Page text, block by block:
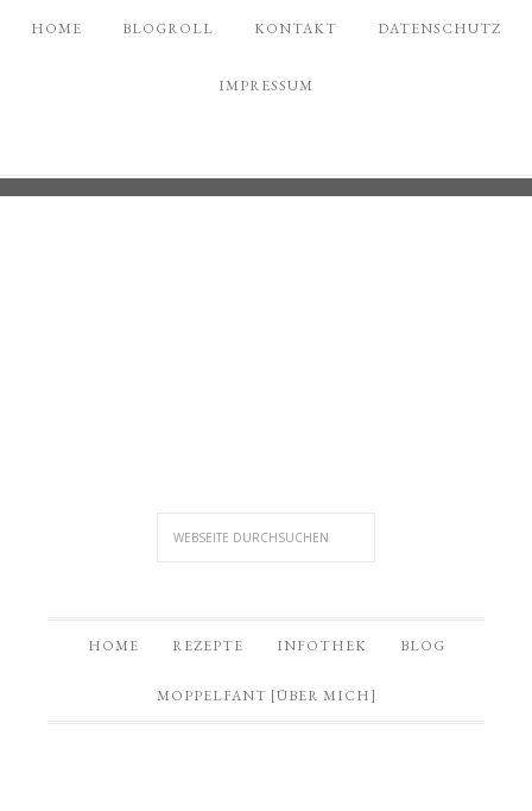
HOME BLOGROLL KONTAKT DATENSCHUTZ
IMPRESSUM
HOME REZEPTE INFOTHEK BLOG
MOPPELFANT [ÜBER MICH]